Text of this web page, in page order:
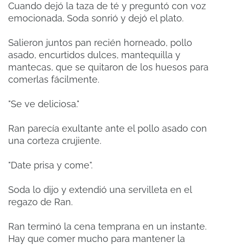
Cuando dejó la taza de té y preguntó con voz
emocionada, Soda sonrió y dejó el plato.
Salieron juntos pan recién horneado, pollo
asado, encurtidos dulces, mantequilla y
mantecas, que se quitaron de los huesos para
comerlas fácilmente.
"Se ve deliciosa."
Ran parecía exultante ante el pollo asado con
una corteza crujiente.
"Date prisa y come".
Soda lo dijo y extendió una servilleta en el
regazo de Ran.
Ran terminó la cena temprana en un instante.
Hay que comer mucho para mantener la